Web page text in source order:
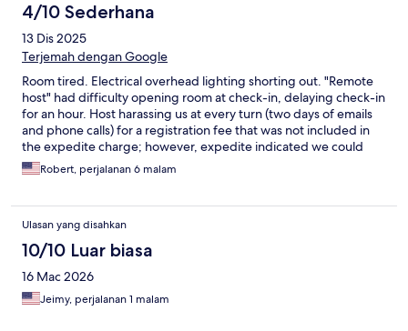
4/10 Sederhana
13 Dis 2025
Terjemah dengan Google
Room tired. Electrical overhead lighting shorting out. "Remote
host" had difficulty opening room at check-in, delaying check-in
for an hour. Host harassing us at every turn (two days of emails
and phone calls) for a registration fee that was not included in
the expedite charge; however, expedite indicated we could
pay at hotel. We had to provide photos of drivers licence, credit
cards, selfies and fill out and upload an online form. Felt more
Robert, perjalanan 6 malam
Ulasan yang disahkan
10/10 Luar biasa
16 Mac 2026
Jeimy, perjalanan 1 malam